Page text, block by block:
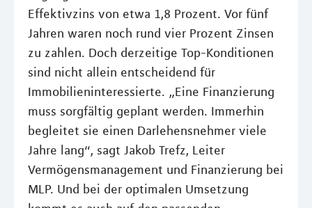
Effektivzins von etwa 1,8 Prozent. Vor fünf
Jahren waren noch rund vier Prozent Zinsen
zu zahlen. Doch derzeitige Top-Konditionen
sind nicht allein entscheidend für
Immobilieninteressierte. „Eine Finanzierung
muss sorgfältig geplant werden. Immerhin
begleitet sie einen Darlehensnehmer viele
Jahre lang“, sagt Jakob Trefz, Leiter
Vermögensmanagement und Finanzierung bei
MLP. Und bei der optimalen Umsetzung